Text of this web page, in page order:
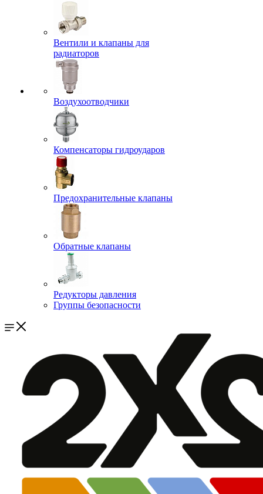
Вентили и клапаны для
радиаторов
Воздухоотводчики
Компенсаторы гидроударов
Предохранительные клапаны
Обратные клапаны
Редукторы давления
Группы безопасности